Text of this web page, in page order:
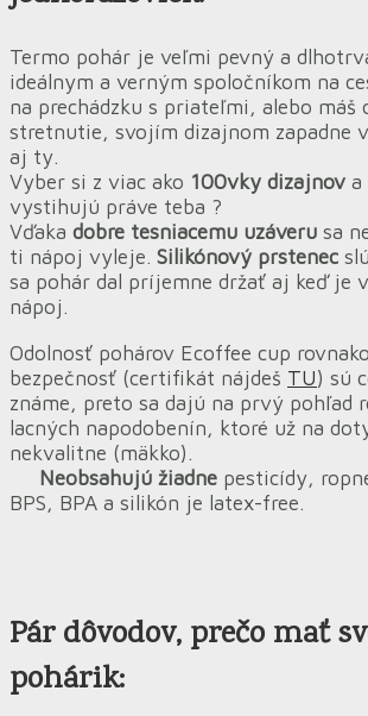
Termo pohár je veľmi pevný a
ideálnym a verným spoločníkom na
na prechádzku s priateľmi, alebo máš
stretnutie, svojím dizajnom zapadne
aj ty.
Vyber si z viac ako 100vky dizajnov a
vystihujú práve teba ?
Vďaka dobre tesniacemu uzáveru sa
ti nápoj vyleje. Silikónový prstenec
sa pohár dal príjemne držať aj keď je
nápoj.
Odolnosť pohárov Ecoffee cup
bezpečnosť (certifikát nájdeš TU) sú
známe, preto sa dajú na prvý pohľad
lacných napodobenín, ktoré už na
nekvalitne (mäkko).
Neobsahujú žiadne pesticídy,
BPS, BPA a silikón je latex-free.
Pár dôvodov, prečo mať
pohárik: